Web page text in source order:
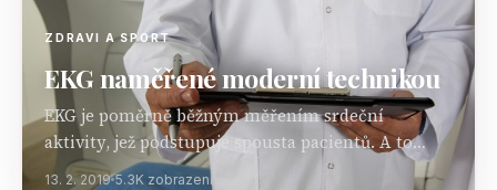
ZDRAVI A SPORT
EKG naměřené moderní technikou
EKG je poměrně běžným měřením srdeční
aktivity, jež podstupuje spousta pacientů. A to
nejenom těch postarších, ale v dnešní době i těch
13. 2. 2019 5.3K zobrazení